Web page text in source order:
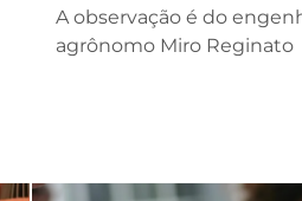
A observação é do
agrônomo Miro Reginato